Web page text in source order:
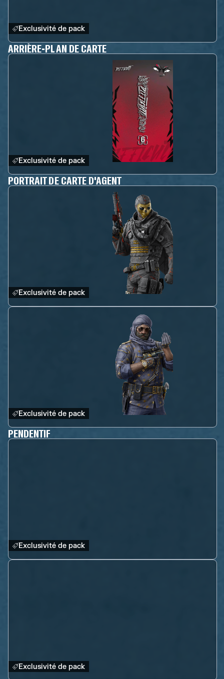
Exclusivité de pack
ARRIÈRE-PLAN DE CARTE
Exclusivité de pack
PORTRAIT DE CARTE D'AGENT
Exclusivité de pack
Exclusivité de pack
PENDENTIF
Exclusivité de pack
Exclusivité de pack